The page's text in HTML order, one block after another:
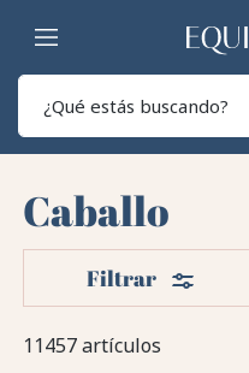
Hogar
Caballo
11457 artículos
Filtrar Filtros